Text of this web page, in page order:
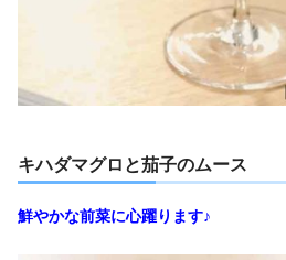
キハダマグロと茄子のムース
鮮やかな前菜に心躍ります♪